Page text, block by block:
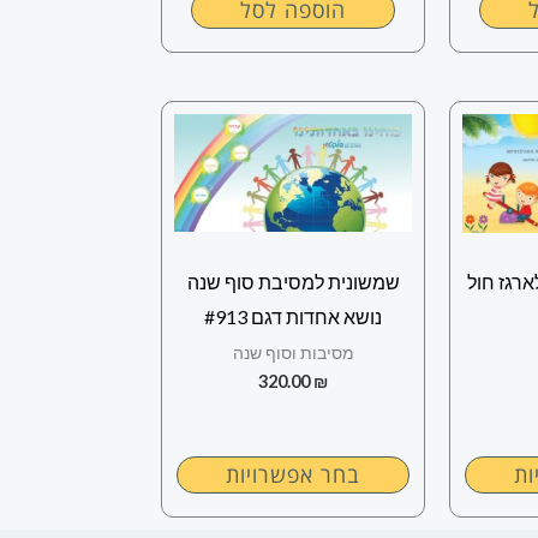
הוספה לסל
חול
שמשונית למסיבת סוף שנה
נושא אחדות דגם #913
מסיבות וסוף שנה
320.00₪
בחר אפשרויות
למוצר
זה
יש
מספר
ניתן
לבחור
את
המוצר